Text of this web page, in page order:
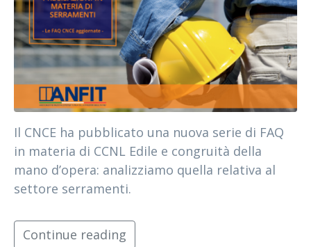
Il CNCE ha pubblicato una nuova serie di FAQ
in materia di CCNL Edile e congruità della
mano d’opera: analizziamo quella relativa al
settore serramenti.
Continue reading